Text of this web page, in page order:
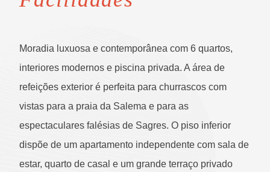
Moradia luxuosa e contemporânea com 6 quartos,
interiores modernos e piscina privada. A área de
refeições exterior é perfeita para churrascos com
vistas para a praia da Salema e para as
espectaculares falésias de Sagres. O piso inferior
dispõe de um apartamento independente com sala de
estar, quarto de casal e um grande terraço privado